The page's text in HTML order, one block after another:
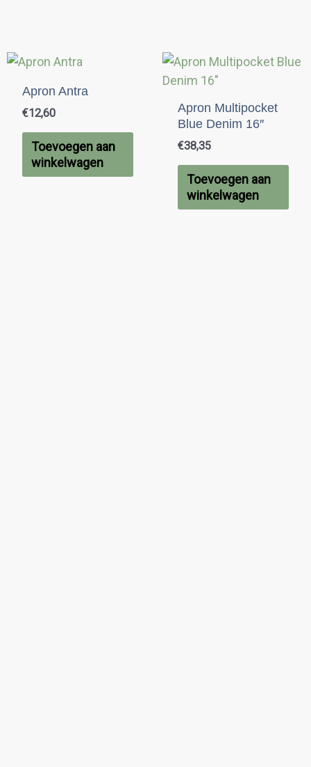
Apron Antra
€12,60
Toevoegen aan
winkelwagen
Apron Multipocket
Blue Denim 16″
€38,35
Toevoegen aan
winkelwagen